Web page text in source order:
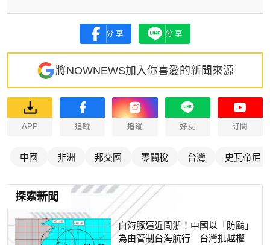
分享 分享
將NOWNEWS加入你喜愛的新聞來源
APP 追蹤 追蹤 好友 訂閱
中國 非洲 邦交國 零關稅 台灣 史瓦帝尼
探索新聞
白海豚逼近閩浙！中國以「防颱」
為由管制台海航行 台灣批越權